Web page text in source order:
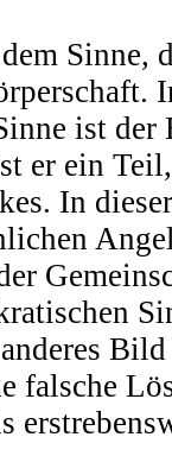
Sinne,
ist der
er ein
In
falsche